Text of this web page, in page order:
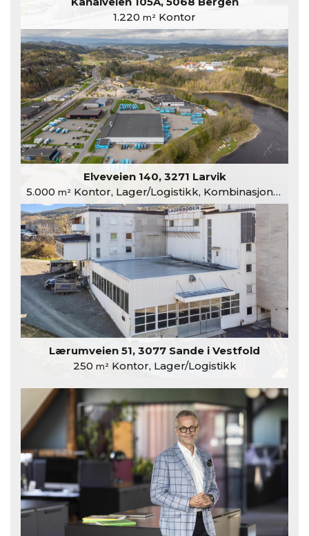
1.220 m² Kontor
Elveveien 140, 3271 Larvik
5.000 m²Kontor, Lager/Logistikk, Kombinasjonslokaler
Lærumveien 51, 3077 Sande i Vestfold
250 m²Kontor, Lager/Logistikk